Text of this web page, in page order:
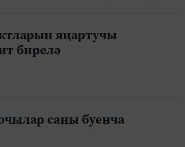
яңартучы
бирелә
саны буенча